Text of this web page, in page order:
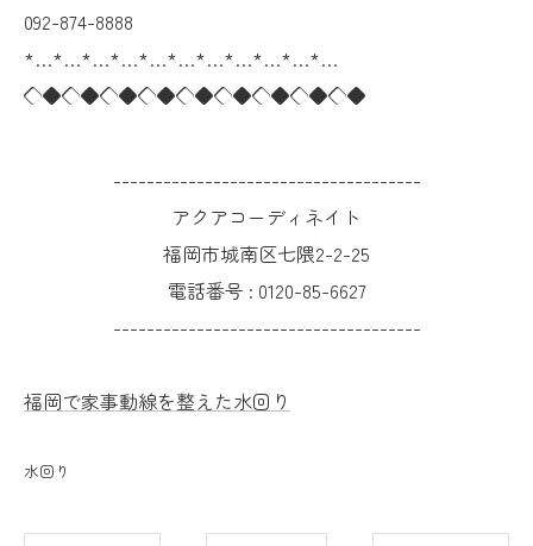
092-874-8888
*…*…*…*…*…*…*…*…*…*…*…
◇◆◇◆◇◆◇◆◇◆◇◆◇◆◇◆◇◆
-------------------------------------
アクアコーディネイト
福岡市城南区七隈2-2-25
電話番号 : 0120-85-6627
-------------------------------------
福岡で家事動線を整えた水回り
水回り